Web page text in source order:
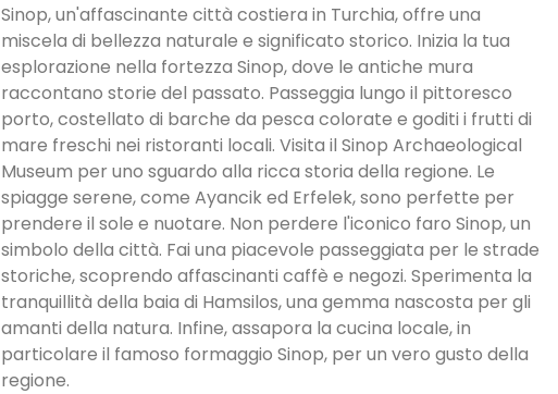
Sinop, un'affascinante città costiera in Turchia, offre una
miscela di bellezza naturale e significato storico. Inizia la tua
esplorazione nella fortezza Sinop, dove le antiche mura
raccontano storie del passato. Passeggia lungo il pittoresco
porto, costellato di barche da pesca colorate e goditi i frutti di
mare freschi nei ristoranti locali. Visita il Sinop Archaeological
Museum per uno sguardo alla ricca storia della regione. Le
spiagge serene, come Ayancik ed Erfelek, sono perfette per
prendere il sole e nuotare. Non perdere l'iconico faro Sinop, un
simbolo della città. Fai una piacevole passeggiata per le strade
storiche, scoprendo affascinanti caffè e negozi. Sperimenta la
tranquillità della baia di Hamsilos, una gemma nascosta per gli
amanti della natura. Infine, assapora la cucina locale, in
particolare il famoso formaggio Sinop, per un vero gusto della
regione.